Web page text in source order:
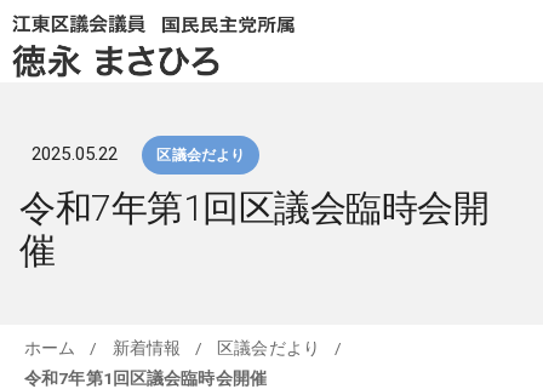
2025.05.22 区議会だより
令和7年第1回区議会臨時会開
催
ホーム / 新着情報 / 区議会だより
/
令和7年第1回区議会臨時会開催